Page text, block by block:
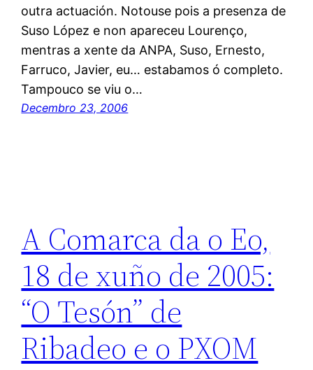
outra actuación. Notouse pois a presenza de
Suso López e non apareceu Lourenço,
mentras a xente da ANPA, Suso, Ernesto,
Farruco, Javier, eu… estabamos ó completo.
Tampouco se viu o…
Decembro 23, 2006
A Comarca da o Eo,
18 de xuño de 2005:
“O Tesón” de
Ribadeo e o PXOM